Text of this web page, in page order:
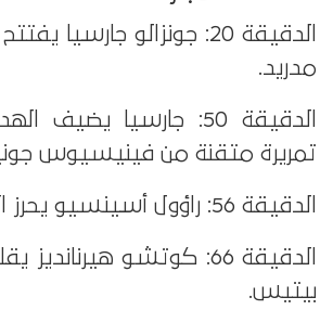
الدقيقة 20: جونزالو جارسيا
مدريد.
الدقيقة 50: جارسيا يضيف
تمريرة متقنة من فينيسيوس
الدقيقة 56: راؤول أسينسيو يحرز الهدف الثالث.
الدقيقة 66: كوتشو
بيتيس.